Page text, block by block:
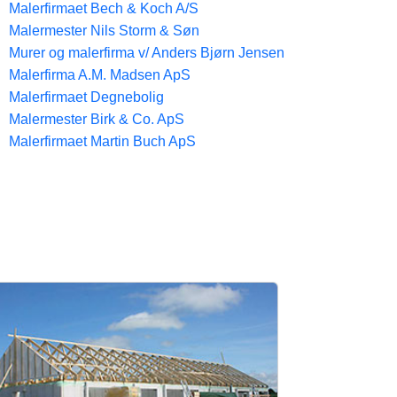
Malerfirmaet Bech & Koch A/S
Malermester Nils Storm & Søn
Murer og malerfirma v/ Anders Bjørn Jensen
Malerfirma A.M. Madsen ApS
Malerfirmaet Degnebolig
Malermester Birk & Co. ApS
Malerfirmaet Martin Buch ApS